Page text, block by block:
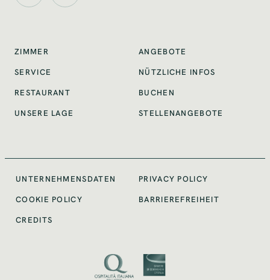
ZIMMER
SERVICE
RESTAURANT
UNSERE LAGE
ANGEBOTE
NÜTZLICHE INFOS
BUCHEN
STELLENANGEBOTE
UNTERNEHMENSDATEN PRIVACY POLICY
COOKIE POLICY BARRIEREFREIHEIT
CREDITS